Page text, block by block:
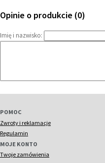
Opinie o produkcie (0)
Imię i nazwisko:
POMOC
Zwroty i reklamacje
Regulamin
MOJE KONTO
Twoje zamówienia